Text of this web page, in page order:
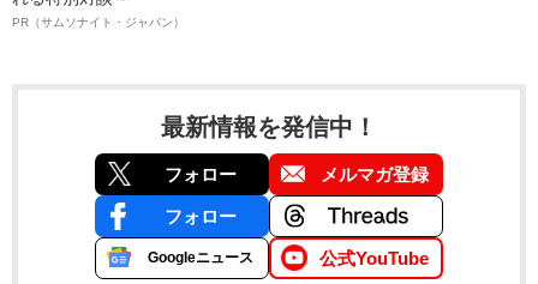
PR（サムソナイト・ジャパン）
最新情報を発信中！
フォロー メルマガ登録
フォロー
Googleニュース 公式YouTube